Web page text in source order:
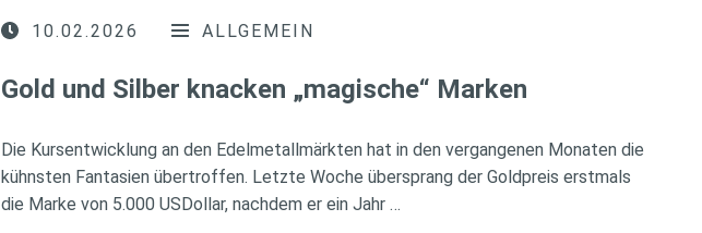
10.02.2026 ALLGEMEIN
Gold und Silber knacken „magische“ Marken
Die Kursentwicklung an den Edelmetallmärkten hat in den vergangenen Monaten die
kühnsten Fantasien übertroffen. Letzte Woche übersprang der Goldpreis erstmals
die Marke von 5.000 USDollar, nachdem er ein Jahr …